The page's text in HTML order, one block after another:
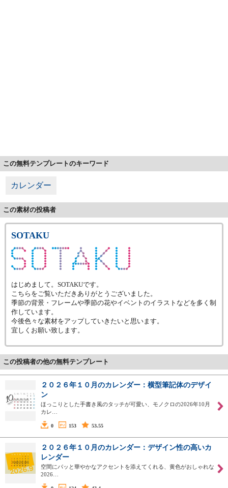
この無料テンプレートのキーワード
カレンダー
この素材の投稿者
SOTAKU
はじめまして。SOTAKUです。
こちらをご覧いただきありがとうございました。
季節の背景・フレームや季節の花やイベントのイラストなどを多く制
作しています。
今後色々な素材をアップしていきたいと思います。
宜しくお願い致します。
この投稿者の他の無料テンプレート
２０２６年１０月のカレンダー：横型筆記体のデザイ
ン
ほっこりとした手書き風のタッチが可愛い、モノクロの2026年10月
カレ…
0 153 53.55
２０２６年１０月のカレンダー：デザイン性の高いカ
レンダー
空間にパッと華やかなアクセントを添えてくれる、黄色がおしゃれな
2026…